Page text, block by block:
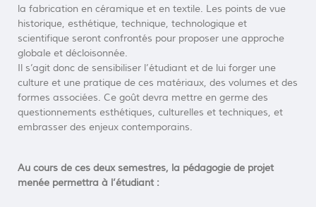
la fabrication en céramique et en textile. Les points de vue
historique, esthétique, technique, technologique et
scientifique seront confrontés pour proposer une approche
globale et décloisonnée.
Il s’agit donc de sensibiliser l’étudiant et de lui forger une
culture et une pratique de ces matériaux, des volumes et des
formes associées. Ce goût devra mettre en germe des
questionnements esthétiques, culturelles et techniques, et
embrasser des enjeux contemporains.
Au cours de ces deux semestres, la pédagogie de projet
menée permettra à l’étudiant :